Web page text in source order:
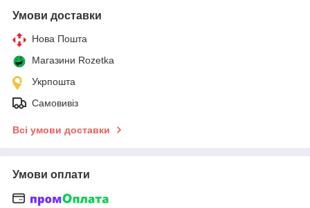
Умови доставки
Нова Пошта
Магазини Rozetka
Укрпошта
Самовивіз
Всі умови доставки
Умови оплати